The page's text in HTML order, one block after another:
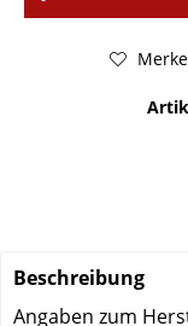
Beschreibung
Angaben zum